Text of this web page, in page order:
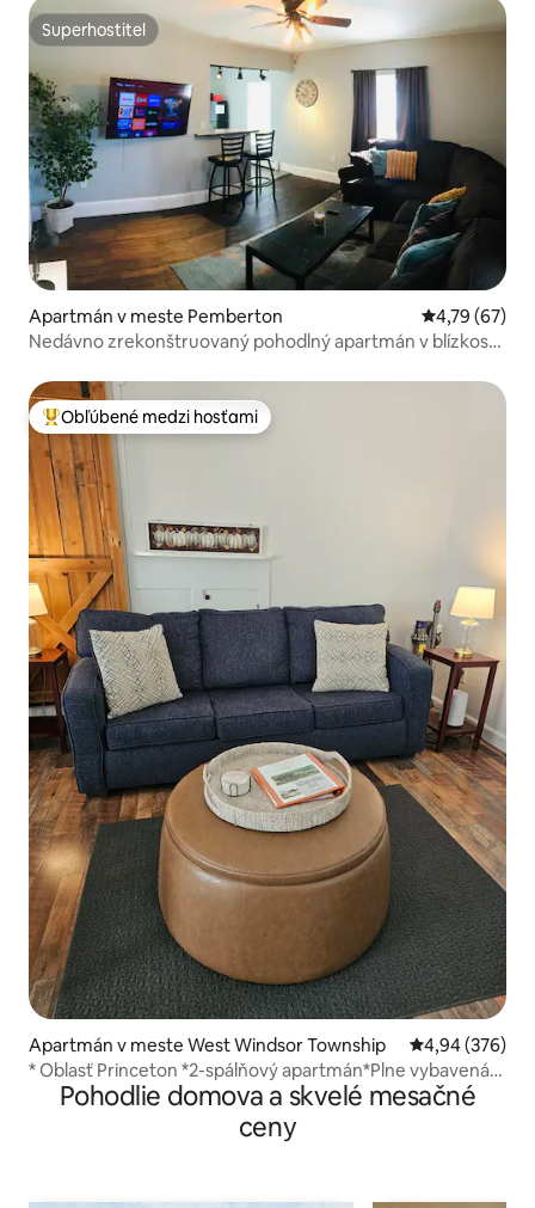
Superhostiteľ
Superhostiteľ
Apartmán v meste Pemberton Priemerné
4,79 (67)
Nedávno zrekonštruovaný pohodlný apartmán v blízkosti
Najobľúbenejšie medzi hosťami
Obľúbené medzi hosťami
Apartmán v meste West Windsor Township Priemerné
4,94 (376)
* Oblasť Princeton *2-spálňový apartmán*Plne vybavená
kuchyňa*6 lôžok*
Pohodlie domova a skvelé mesačné
ceny